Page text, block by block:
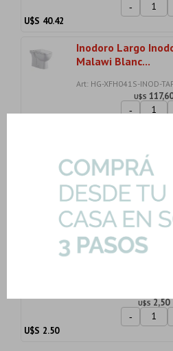
-
U$S 40.42
Inodoro Largo
Malawi Blanc...
Art: HG-XFH041S-INOD-
U$S 117,60
-
Inoxidable
Art: BRAZO-ACERO-40
U$S 8,76
-
Pastina Color
U$S 2,50
-
U$S 2.50